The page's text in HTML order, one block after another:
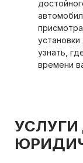
узнать,
времени
УСЛУГИ